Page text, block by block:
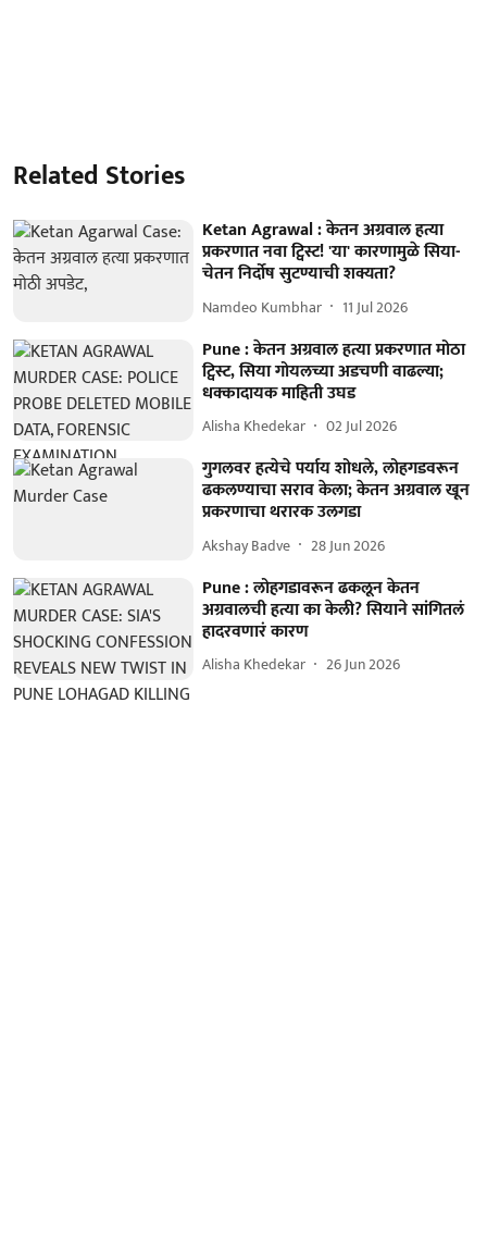
Related Stories
Ketan Agrawal : केतन अग्रवाल हत्या
प्रकरणात नवा ट्विस्ट! 'या' कारणामुळे सिया-
चेतन निर्दोष सुटण्याची शक्यता?
Namdeo Kumbhar 11 Jul 2026
Pune : केतन अग्रवाल हत्या प्रकरणात मोठा
ट्विस्ट, सिया गोयलच्या अडचणी वाढल्या;
धक्कादायक माहिती उघड
Alisha Khedekar 02 Jul 2026
गुगलवर हत्येचे पर्याय शोधले, लोहगडवरून
ढकलण्याचा सराव केला; केतन अग्रवाल खून
प्रकरणाचा थरारक उलगडा
Akshay Badve 28 Jun 2026
Pune : लोहगडावरून ढकलून केतन
अग्रवालची हत्या का केली? सियाने सांगितलं
हादरवणारं कारण
Alisha Khedekar 26 Jun 2026